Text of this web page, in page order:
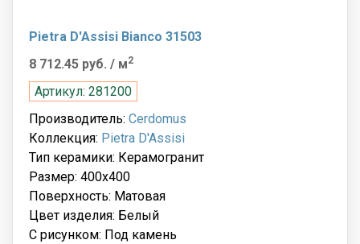
Pietra D'Assisi Bianco 31503
8 712.45 руб. / м2
Артикул: 281200
Производитель: Cerdomus
Коллекция: Pietra D'Assisi
Тип керамики: Керамогранит
Размер: 400x400
Поверхность: Матовая
Цвет изделия: Белый
С рисунком: Под камень